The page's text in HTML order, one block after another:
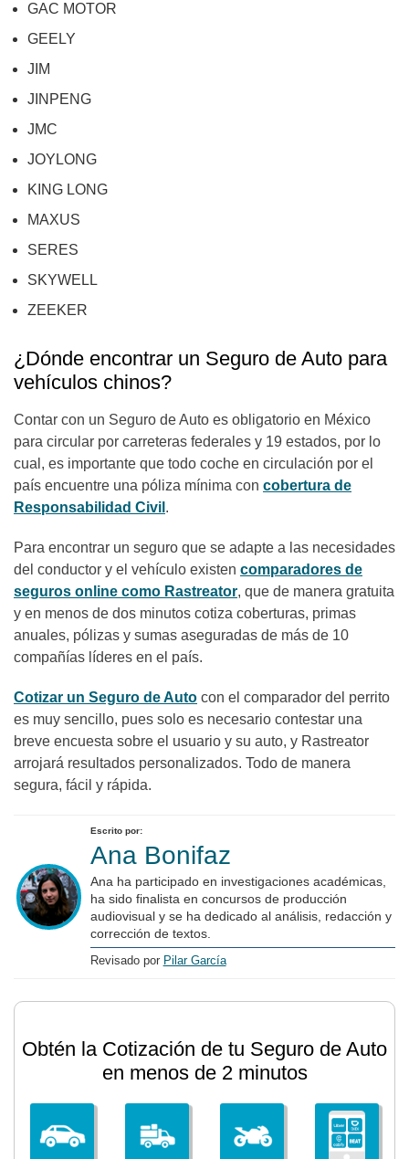
GAC MOTOR
GEELY
JIM
JINPENG
JMC
JOYLONG
KING LONG
MAXUS
SERES
SKYWELL
ZEEKER
¿Dónde encontrar un Seguro de Auto para
vehículos chinos?
Contar con un Seguro de Auto es obligatorio en México
para circular por carreteras federales y 19 estados, por lo
cual, es importante que todo coche en circulación por el
país encuentre una póliza mínima con cobertura de
Responsabilidad Civil .
Para encontrar un seguro que se adapte a las necesidades
del conductor y el vehículo existen comparadores de
seguros online como Rastreator, que de manera gratuita
y en menos de dos minutos cotiza coberturas, primas
anuales, pólizas y sumas aseguradas de más de 10
compañías líderes en el país.
Cotizar un Seguro de Auto con el comparador del perrito
es muy sencillo, pues solo es necesario contestar una
breve encuesta sobre el usuario y su auto, y Rastreator
arrojará resultados personalizados. Todo de manera
segura, fácil y rápida.
Escrito por:
Ana Bonifaz
Ana ha participado en investigaciones académicas,
ha sido finalista en concursos de producción
audiovisual y se ha dedicado al análisis, redacción y
corrección de textos.
Revisado por Pilar García
Obtén la Cotización de tu Seguro de Auto
en menos de 2 minutos